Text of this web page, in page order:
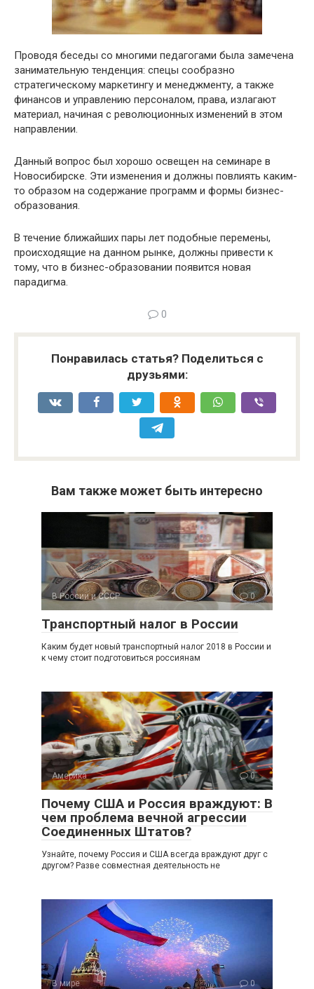
Проводя беседы со многими педагогами была замечена
занимательную тенденция: спецы сообразно
стратегическому маркетингу и менеджменту, а также
финансов и управлению персоналом, права, излагают
материал, начиная с революционных изменений в этом
направлении.
Данный вопрос был хорошо освещен на семинаре в
Новосибирске. Эти изменения и должны повлиять каким-
то образом на содержание программ и формы бизнес-
образования.
В течение ближайших пары лет подобные перемены,
происходящие на данном рынке, должны привести к
тому, что в бизнес-образовании появится новая
парадигма.
0
Понравилась статья? Поделиться с
друзьями:
Вам также может быть интересно
В России и СССР 0
Транспортный налог в России
Каким будет новый транспортный налог 2018 в России и
к чему стоит подготовиться россиянам
Америка 0
Почему США и Россия враждуют: В
чем проблема вечной агрессии
Соединенных Штатов?
Узнайте, почему Россия и США всегда враждуют друг с
другом? Разве совместная деятельность не
В мире 0